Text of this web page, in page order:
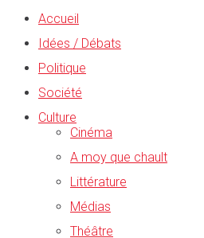
Accueil
Idées / Débats
Politique
Société
Culture
Cinéma
A moy que chault
Littérature
Médias
Théâtre